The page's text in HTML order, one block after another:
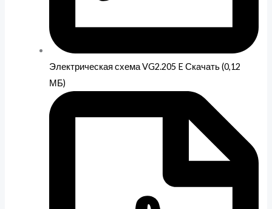
Электрическая схема VG2.205 E Скачать (0,12
МБ)